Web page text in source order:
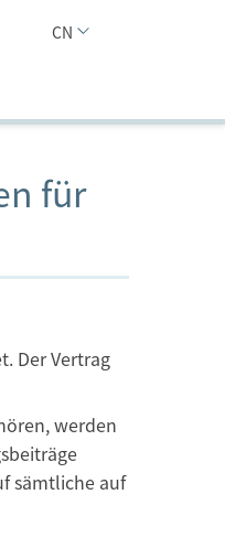
CN
für
Der Vertrag
werden
sämtliche auf